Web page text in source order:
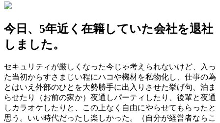
今日、5年近く在籍していた会社を退社
しました。
セキュリティが厳しくなった今じゃ考えられないけど、入っ
た当初からすさまじい程にハコや機材を私物化し、仕事の為
とはいえ外部のひとを大勢勝手に出入りさせた挙げ句、泊ま
らせたり（お前の家か）夜通しパーティしたり、後輩と夜通
しカラオケしたりと、この上なく自由にやらせてもらったと
思う。いい時代だったし楽しかった。（自分が経営者ならこ